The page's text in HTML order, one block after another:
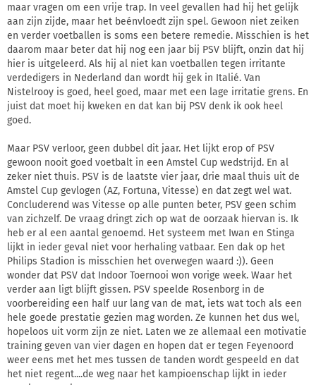
maar vragen om een vrije trap. In veel gevallen had hij het gelijk
aan zijn zijde, maar het beénvloedt zijn spel. Gewoon niet zeiken
en verder voetballen is soms een betere remedie. Misschien is het
daarom maar beter dat hij nog een jaar bij PSV blijft, onzin dat hij
hier is uitgeleerd. Als hij al niet kan voetballen tegen irritante
verdedigers in Nederland dan wordt hij gek in Italié. Van
Nistelrooy is goed, heel goed, maar met een lage irritatie grens. En
juist dat moet hij kweken en dat kan bij PSV denk ik ook heel
goed.
Maar PSV verloor, geen dubbel dit jaar. Het lijkt erop of PSV
gewoon nooit goed voetbalt in een Amstel Cup wedstrijd. En al
zeker niet thuis. PSV is de laatste vier jaar, drie maal thuis uit de
Amstel Cup gevlogen (AZ, Fortuna, Vitesse) en dat zegt wel wat.
Concluderend was Vitesse op alle punten beter, PSV geen schim
van zichzelf. De vraag dringt zich op wat de oorzaak hiervan is. Ik
heb er al een aantal genoemd. Het systeem met Iwan en Stinga
lijkt in ieder geval niet voor herhaling vatbaar. Een dak op het
Philips Stadion is misschien het overwegen waard :)). Geen
wonder dat PSV dat Indoor Toernooi won vorige week. Waar het
verder aan ligt blijft gissen. PSV speelde Rosenborg in de
voorbereiding een half uur lang van de mat, iets wat toch als een
hele goede prestatie gezien mag worden. Ze kunnen het dus wel,
hopeloos uit vorm zijn ze niet. Laten we ze allemaal een motivatie
training geven van vier dagen en hopen dat er tegen Feyenoord
weer eens met het mes tussen de tanden wordt gespeeld en dat
het niet regent....de weg naar het kampioenschap lijkt in ieder